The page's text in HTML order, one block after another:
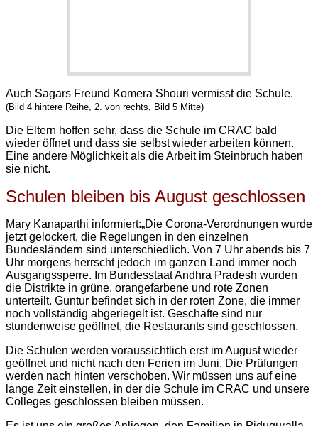
Auch Sagars Freund Komera Shouri vermisst die Schule.
(Bild 4 hintere Reihe, 2. von rechts, Bild 5 Mitte)
Die Eltern hoffen sehr, dass die Schule im CRAC bald
wieder öffnet und dass sie selbst wieder arbeiten können.
Eine andere Möglichkeit als die Arbeit im Steinbruch haben
sie nicht.
Schulen bleiben bis August geschlossen
Mary Kanaparthi informiert:„Die Corona-Verordnungen wurde
jetzt gelockert, die Regelungen in den einzelnen
Bundesländern sind unterschiedlich. Von 7 Uhr abends bis 7
Uhr morgens herrscht jedoch im ganzen Land immer noch
Ausgangssperre. Im Bundesstaat Andhra Pradesh wurden
die Distrikte in grüne, orangefarbene und rote Zonen
unterteilt. Guntur befindet sich in der roten Zone, die immer
noch vollständig abgeriegelt ist. Geschäfte sind nur
stundenweise geöffnet, die Restaurants sind geschlossen.
Die Schulen werden voraussichtlich erst im August wieder
geöffnet und nicht nach den Ferien im Juni. Die Prüfungen
werden nach hinten verschoben. Wir müssen uns auf eine
lange Zeit einstellen, in der die Schule im CRAC und unsere
Colleges geschlossen bleiben müssen.